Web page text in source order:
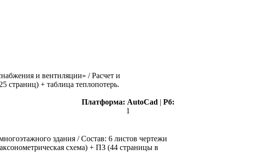
и вентиляции» / Расчет и
страниц) + таблица теплопотерь.
Платформа: AutoCad | Рб:
1
здания / Состав: 6 листов чертежи
схема) + ПЗ (44 страницы в